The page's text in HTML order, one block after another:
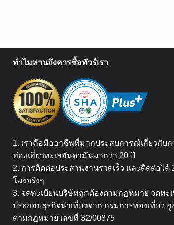
ทำไมท่านถึงควรซื้อทัวร์เรา
1. เราคือมืออาชีพที่มากประสบการณ์เกี่ยวกับก
ท่องเที่ยวทะเลอันดามันมากว่า 20 ปี
2. การติดต่อประสานงานรวดเร็ว และติดต่อได้
โมงจริงๆ
3. จดทะเบียนบริษัทถูกต้องตามกฏหมาย จดทะ
ประกอบธุรกิจนำเที่ยวจาก กรมการท่องเที่ยว ถู
ตามกฎหมาย เลขที่ 32/00875